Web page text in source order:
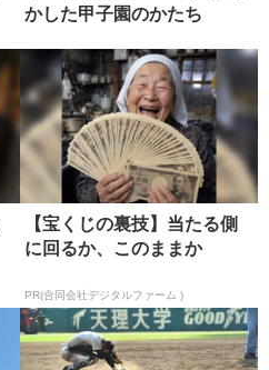
かした甲子園のかたち
【宝くじの裏技】当たる側
に回るか、このままか
PR(合同会社デジタルファーム )